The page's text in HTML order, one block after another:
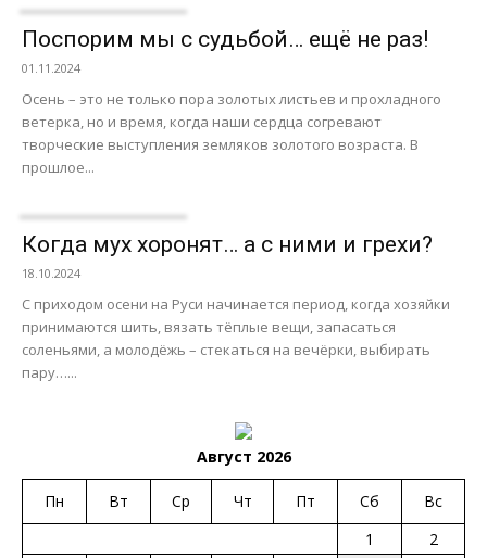
Поспорим мы с судьбой… ещё не раз!
01.11.2024
Осень – это не только пора золотых листьев и прохладного
ветерка, но и время, когда наши сердца согревают
творческие выступления земляков золотого возраста. В
прошлое...
Когда мух хоронят… а с ними и грехи?
18.10.2024
С приходом осени на Руси начинается период, когда хозяйки
принимаются шить, вязать тёплые вещи, запасаться
соленьями, а молодёжь – стекаться на вечёрки, выбирать
пару…...
Август 2026
Пн Вт Ср Чт Пт Сб
Вс
1
2